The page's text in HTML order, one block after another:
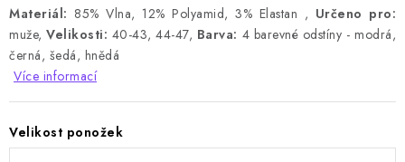
Materiál: 85% Vlna, 12% Polyamid, 3% Elastan , Určeno pro:
muže,Velikosti: 40-43, 44-47, Barva: 4 barevné odstíny - modrá,
černá, šedá, hnědá
Více informací
Velikost ponožek